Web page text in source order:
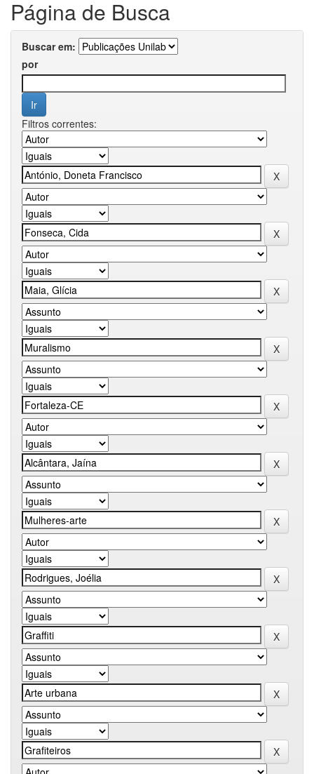
Página de Busca
Buscar em:
por
Filtros correntes: